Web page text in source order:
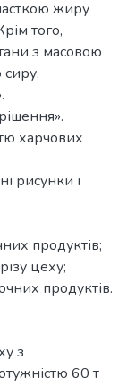
жиру
того,
з масовою
харчових
рисунки і
продуктів;
цеху;
продуктів.
з
60 т